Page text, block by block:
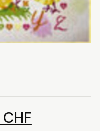
CHFLe